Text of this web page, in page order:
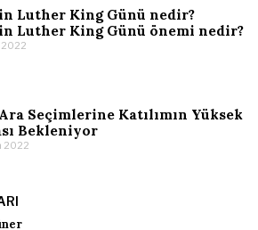
Luther King Günü nedir?
Luther King Günü önemi nedir?
2022
Seçimlerine Katılımın Yüksek
Bekleniyor
2022